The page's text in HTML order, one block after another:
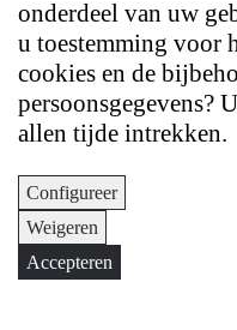
onderdeel van uw
u toestemming voor
cookies en de
persoonsgegevens?
allen tijde intrekken.
Configureer
Weigeren
Accepteren